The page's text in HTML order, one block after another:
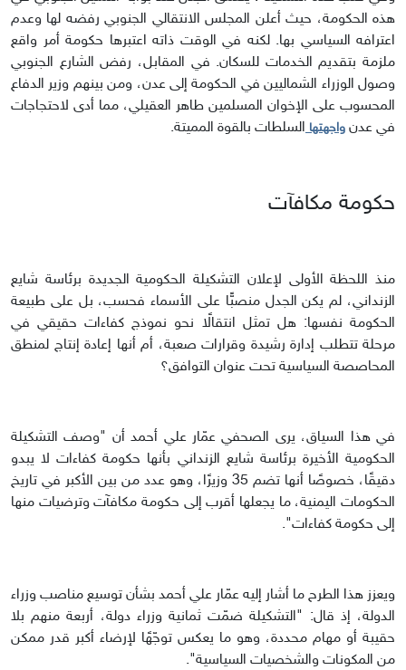
هذه الحكومة، حيث أعلن المجلس الانتقالي الجنوبي رفضه لها وعدم
اعترافه السياسي بها. لكنه في الوقت ذاته اعتبرها حكومة أمر واقع
ملزمة بتقديم الخدمات للسكان. في المقابل، رفض الشارع الجنوبي
وصول الوزراء الشماليين في الحكومة إلى عدن، ومن بينهم وزير الدفاع
المحسوب على الإخوان المسلمين طاهر العقيلي، مما أدى لاحتجاجات
في عدن واجهتها السلطات بالقوة المميتة.
حكومة مكافآت
منذ اللحظة الأولى لإعلان التشكيلة الحكومية الجديدة برئاسة شايع
الزنداني، لم يكن الجدل منصبًّا على الأسماء فحسب، بل على طبيعة
الحكومة نفسها: هل تمثل انتقالًا نحو نموذج كفاءات حقيقي في
مرحلة تتطلب إدارة رشيدة وقرارات صعبة، أم أنها إعادة إنتاج لمنطق
المحاصصة السياسية تحت عنوان التوافق؟
في هذا السياق، يرى الصحفي عمّار علي أحمد أن "وصف التشكيلة
الحكومية الأخيرة برئاسة شايع الزنداني بأنها حكومة كفاءات لا يبدو
دقيقًا، خصوصًا أنها تضم 35 وزيرًا، وهو عدد من بين الأكبر في تاريخ
الحكومات اليمنية، ما يجعلها أقرب إلى حكومة مكافآت وترضيات منها
إلى حكومة كفاءات".
ويعزز هذا الطرح ما أشار إليه عمّار علي أحمد بشأن توسيع مناصب وزراء
الدولة، إذ قال: "التشكيلة ضمّت ثمانية وزراء دولة، أربعة منهم بلا
حقيبة أو مهام محددة، وهو ما يعكس توجّهًا لإرضاء أكبر قدر ممكن
من المكونات والشخصيات السياسية".